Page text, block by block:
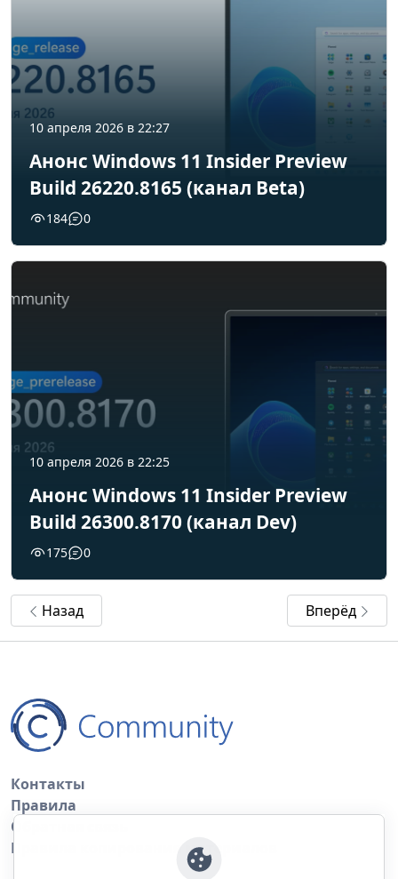
10 апреля 2026 в 22:27
Анонс Windows 11 Insider Preview
Build 26220.8165 (канал Beta)
184 0
10 апреля 2026 в 22:25
Анонс Windows 11 Insider Preview
Build 26300.8170 (канал Dev)
175 0
Назад Вперёд
Контакты
Правила
Обратная связь
Правила копирования материалов